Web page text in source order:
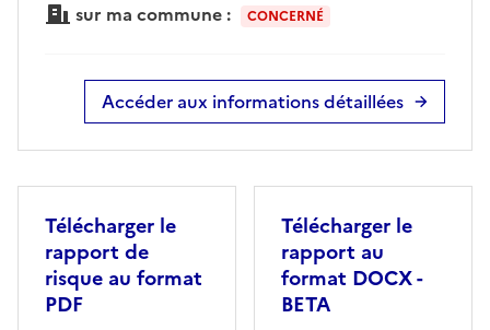
sur ma commune : CONCERNÉ
Accéder aux informations détaillées
Télécharger le
rapport de
risque au format
PDF
Télécharger le
rapport au
format DOCX -
BETA